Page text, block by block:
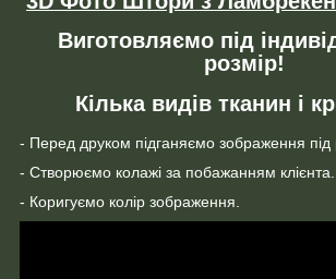
Виготовляємо під
розмір!
Кілька видів тканин і
- Перед друком підганяємо зображення під
- Створюємо колажі за побажанням клієнта.
- Коригуємо колір зображення.